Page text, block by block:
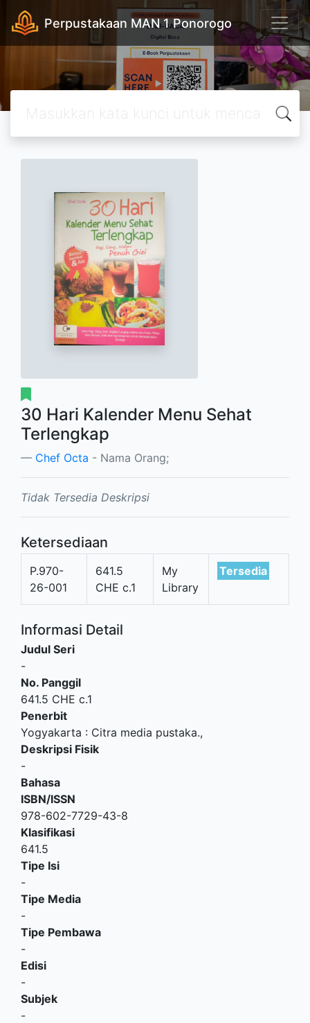
Perpustakaan MAN 1 Ponorogo
30 Hari Kalender Menu Sehat
Terlengkap
Chef Octa - Nama Orang;
Tidak Tersedia Deskripsi
Ketersediaan
P.970-
26-001
641.5
CHE c.1
My
Library
Tersedia
Informasi Detail
Judul Seri
-
No. Panggil
641.5 CHE c.1
Penerbit
Yogyakarta : Citra media pustaka.,
Deskripsi Fisik
-
Bahasa
ISBN/ISSN
978-602-7729-43-8
Klasifikasi
641.5
Tipe Isi
-
Tipe Media
-
Tipe Pembawa
-
Edisi
-
Subjek
-